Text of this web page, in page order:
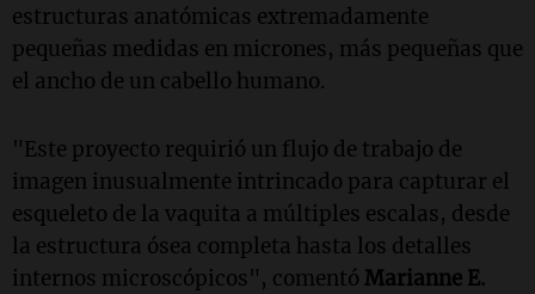
estructuras anatómicas extremadamente
pequeñas medidas en micrones, más pequeñas que
el ancho de un cabello humano.
"Este proyecto requirió un flujo de trabajo de
imagen inusualmente intrincado para capturar el
esqueleto de la vaquita a múltiples escalas, desde
la estructura ósea completa hasta los detalles
internos microscópicos", comentó Marianne E.